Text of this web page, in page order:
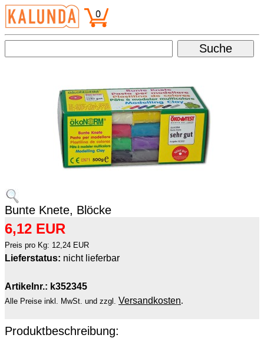
Bunte Knete, Blöcke
6,12 EUR
Preis pro Kg: 12,24 EUR
Lieferstatus: nicht lieferbar
Artikelnr.: k352345
Alle Preise inkl. MwSt. und zzgl. Versandkosten.
Produktbeschreibung: